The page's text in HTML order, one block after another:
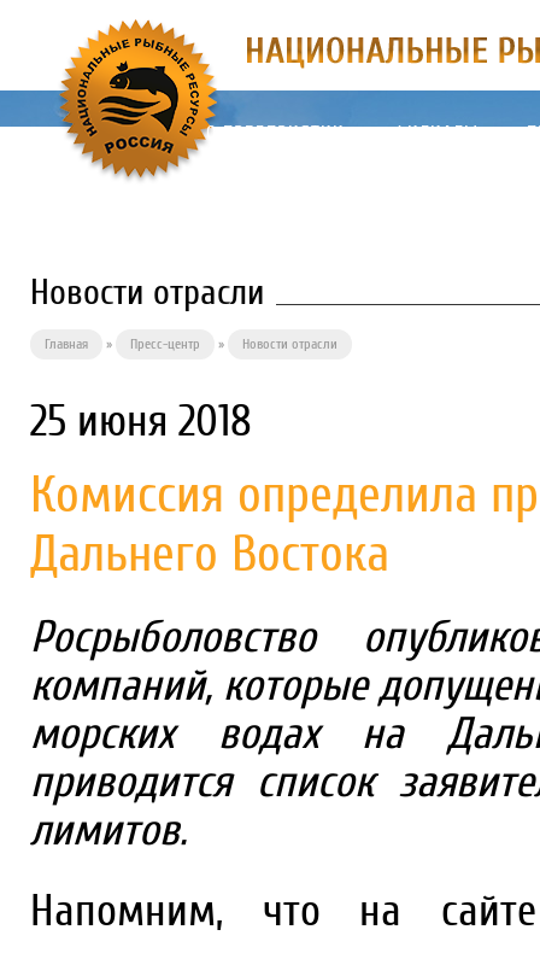
О ПРЕДПРИЯТИИ ФИЛИАЛЫ
Новости отрасли
Главная » Пресс-центр » Новости отрасли
25 июня 2018
Комиссия определила
Дальнего Востока
Росрыболовство
компаний, которые
морских водах на
приводится список
лимитов.
Напомним, что на